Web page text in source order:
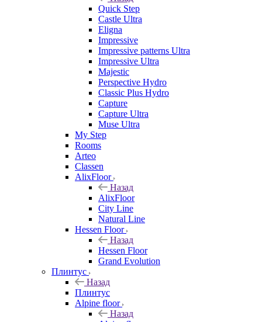
Quick Step
Castle Ultra
Eligna
Impressive
Impressive patterns Ultra
Impressive Ultra
Majestic
Perspective Hydro
Classic Plus Hydro
Capture
Capture Ultra
Muse Ultra
My Step
Rooms
Arteo
Classen
AlixFloor
Назад
AlixFloor
City Line
Natural Line
Hessen Floor
Назад
Hessen Floor
Grand Evolution
Плинтус
Назад
Плинтус
Alpine floor
Назад